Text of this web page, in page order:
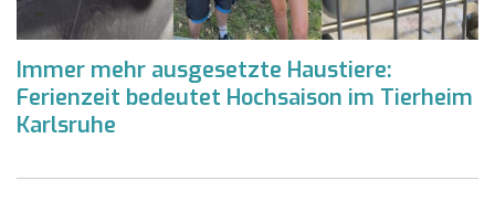
Immer mehr ausgesetzte Haustiere:
Ferienzeit bedeutet Hochsaison im Tierheim
Karlsruhe